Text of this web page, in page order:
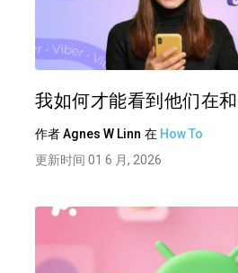
我如何才能看到他们在
作者Agnes W Linn 在 How To
更新时间 01 6 月, 2026